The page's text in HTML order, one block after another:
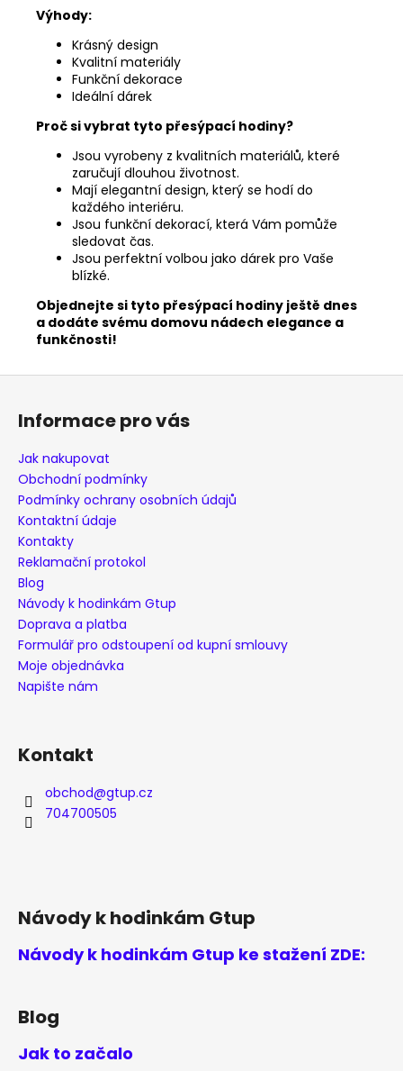
Výhody:
Krásný design
Kvalitní materiály
Funkční dekorace
Ideální dárek
Proč si vybrat tyto přesýpací hodiny?
Jsou vyrobeny z kvalitních materiálů, které
zaručují dlouhou životnost.
Mají elegantní design, který se hodí do
každého interiéru.
Jsou funkční dekorací, která Vám pomůže
sledovat čas.
Jsou perfektní volbou jako dárek pro Vaše
blízké.
Objednejte si tyto přesýpací hodiny ještě dnes
a dodáte svému domovu nádech elegance a
funkčnosti!
Z
Informace pro vás
Jak nakupovat
Obchodní podmínky
Podmínky ochrany osobních údajů
Kontaktní údaje
Kontakty
Reklamační protokol
Blog
Návody k hodinkám Gtup
Doprava a platba
Formulář pro odstoupení od kupní smlouvy
Moje objednávka
Napište nám
Kontakt
obchod@gtup.cz
704700505
Návody k hodinkám Gtup
Návody k hodinkám Gtup ke stažení ZDE:
Blog
Jak to začalo